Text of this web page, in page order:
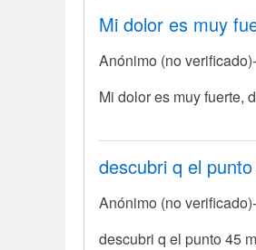
Mi dolor es muy
Anónimo (no verificado)
Mi dolor es muy fuerte,
descubri q el
Anónimo (no verificado)
descubri q el punto 45